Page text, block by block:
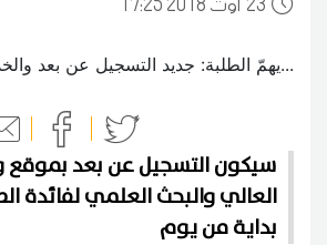
سيكون التسجيل عن بعد بموقع
العالي والبحث العلمي لفائدة
بداية من يوم